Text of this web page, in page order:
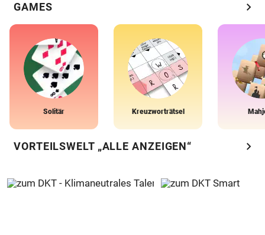
GAMES chevron_right
Solitär Kreuzworträtsel
VORTEILSWELT „ALLE ANZEIGEN“ chevron_right